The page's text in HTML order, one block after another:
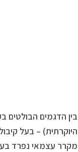
בין הדגמים הבולטים
מקרר עצמאי נפרד